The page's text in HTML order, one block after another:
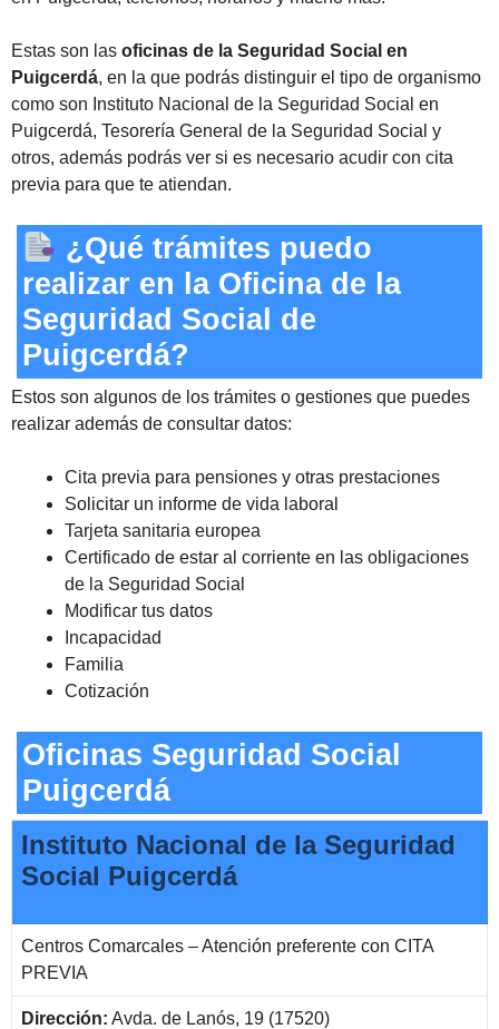
Estas son las oficinas de la Seguridad Social en
Puigcerdá, en la que podrás distinguir el tipo de organismo
como son Instituto Nacional de la Seguridad Social en
Puigcerdá, Tesorería General de la Seguridad Social y
otros, además podrás ver si es necesario acudir con cita
previa para que te atiendan.
¿Qué trámites puedo
realizar en la Oficina de la
Seguridad Social de
Puigcerdá?
Estos son algunos de los trámites o gestiones que puedes
realizar además de consultar datos:
Cita previa para pensiones y otras prestaciones
Solicitar un informe de vida laboral
Tarjeta sanitaria europea
Certificado de estar al corriente en las obligaciones
de la Seguridad Social
Modificar tus datos
Incapacidad
Familia
Cotización
Oficinas Seguridad Social
Puigcerdá
Instituto Nacional de la Seguridad
Social Puigcerdá
Centros Comarcales – Atención preferente con CITA
PREVIA
Dirección: Avda. de Lanós, 19 (17520)